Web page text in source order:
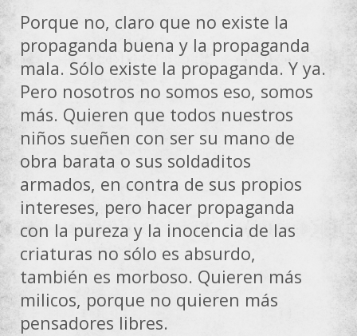
Porque no, claro que no existe la
propaganda buena y la propaganda
mala. Sólo existe la propaganda. Y ya.
Pero nosotros no somos eso, somos
más. Quieren que todos nuestros
niños sueñen con ser su mano de
obra barata o sus soldaditos
armados, en contra de sus propios
intereses, pero hacer propaganda
con la pureza y la inocencia de las
criaturas no sólo es absurdo,
también es morboso. Quieren más
milicos, porque no quieren más
pensadores libres.